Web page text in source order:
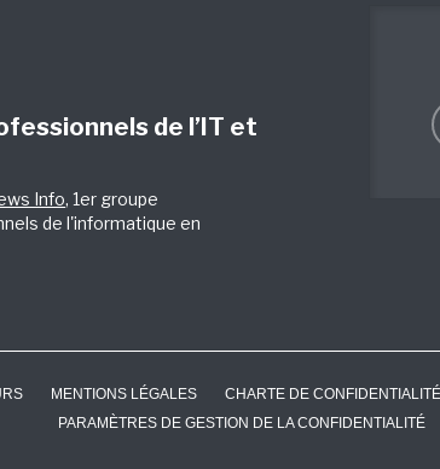
de l’IT et
Info, 1er groupe
de l'informatique en
MENTIONS LÉGALES CHARTE DE CONFIDENTIALITÉ
PARAMÈTRES DE GESTION DE LA CONFIDENTIALITÉ